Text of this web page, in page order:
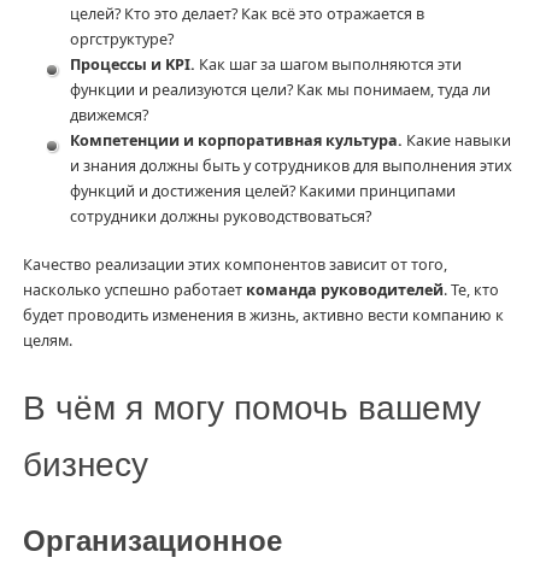
целей? Кто это делает? Как всё это отражается в
оргструктуре?
Процессы и KPI. Как шаг за шагом выполняются эти
функции и реализуются цели? Как мы понимаем, туда ли
движемся?
Компетенции и корпоративная культура. Какие навыки
и знания должны быть у сотрудников для выполнения этих
функций и достижения целей? Какими принципами
сотрудники должны руководствоваться?
Качество реализации этих компонентов зависит от того,
насколько успешно работает команда руководителей. Те, кто
будет проводить изменения в жизнь, активно вести компанию к
целям.
В чём я могу помочь вашему
бизнесу
Организационное